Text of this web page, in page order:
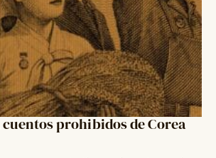
prohibidos de Corea